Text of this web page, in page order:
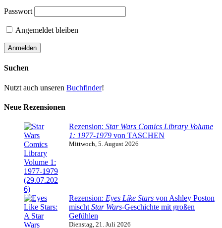
Passwort
Angemeldet bleiben
Suchen
Nutzt auch unseren Buchfinder!
Neue Rezensionen
Rezension: Star Wars Comics Library Volume
1: 1977-1979 von TASCHEN
Mittwoch, 5. August 2026
Rezension: Eyes Like Stars von Ashley Poston
mischt Star Wars-Geschichte mit großen
Gefühlen
Dienstag, 21. Juli 2026